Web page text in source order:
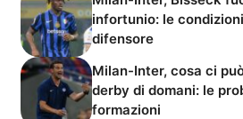
infortunio: le
difensore
Milan-Inter, cosa ci
derby di domani: le
formazioni